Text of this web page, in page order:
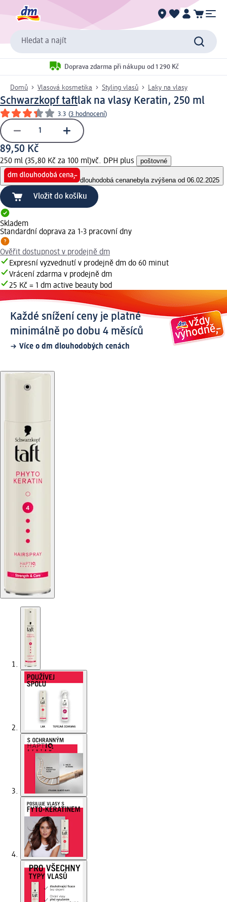
Hledat a najít
Doprava zdarma při nákupu od 1 290 Kč
Domů Vlasová kosmetika Styling vlasů Laky na vlasy
Schwarzkopf taftlak na vlasy Keratin, 250 ml
3.3 (3 hodnocení)
89,50 Kč
250 ml (35,80 Kč za 100 ml)vč. DPH plus poštovné
dlouhodobá cenanebyla zvýšena od 06.02.2025
Vložit do košíku
Skladem
Standardní doprava za 1-3 pracovní dny
Ověřit dostupnost v prodejně dm
Expresní vyzvednutí v prodejně dm do 60 minut
Vrácení zdarma v prodejně dm
25 Kč = 1 dm active beauty bod
Každé snížení ceny je platné
minimálně po dobu 4 měsíců
Více o dm dlouhodobých cenách